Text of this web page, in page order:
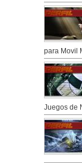
para Movil
Juegos de